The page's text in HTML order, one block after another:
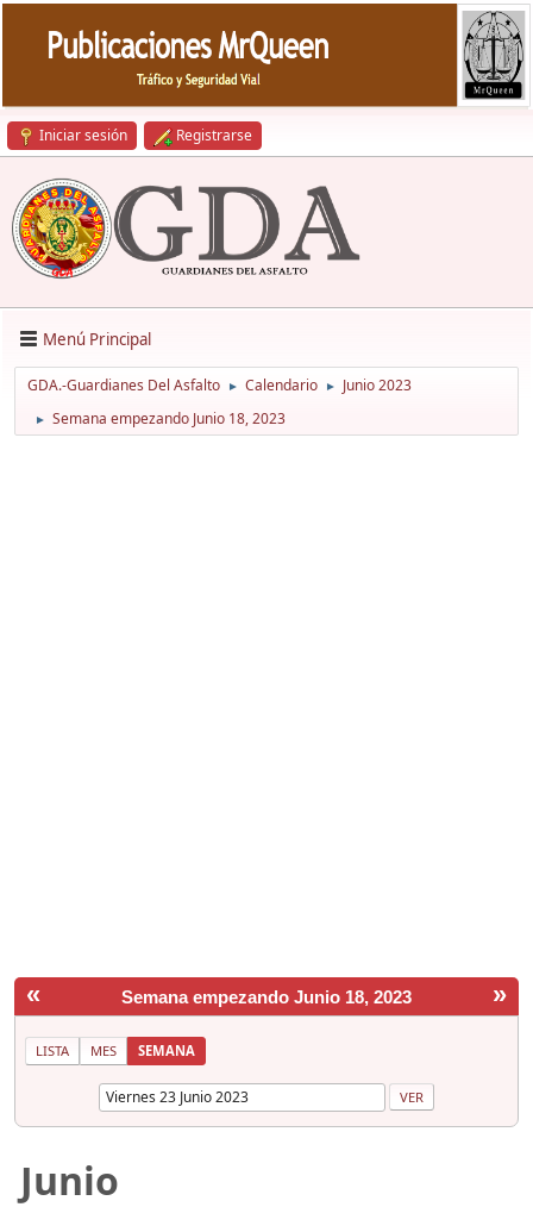
Iniciar sesión Registrarse
Menú Principal
GDA.-Guardianes Del Asfalto ► Calendario ► Junio 2023
► Semana empezando Junio 18, 2023
« »
Semana empezando Junio 18, 2023
LISTA MES SEMANA
Junio